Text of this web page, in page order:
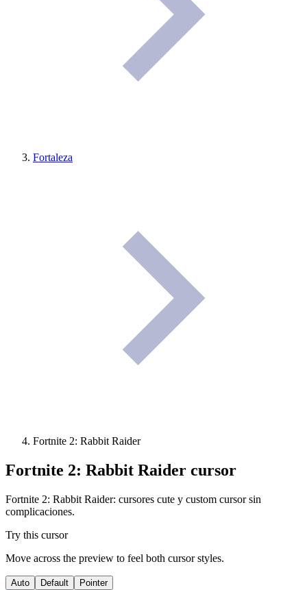
Fortaleza
Fortnite 2: Rabbit Raider
Fortnite 2: Rabbit Raider cursor
Fortnite 2: Rabbit Raider: cursores cute y custom cursor sin
complicaciones.
Try this cursor
Move across the preview to feel both cursor styles.
Auto Default Pointer